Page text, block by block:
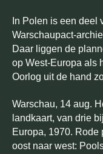
In Polen is een deel
Warschaupact-
Daar liggen de
op West-Europa als
Oorlog uit de hand
Warschau, 14 aug.
landkaart, van drie
Europa, 1970. Rode
oost naar west: